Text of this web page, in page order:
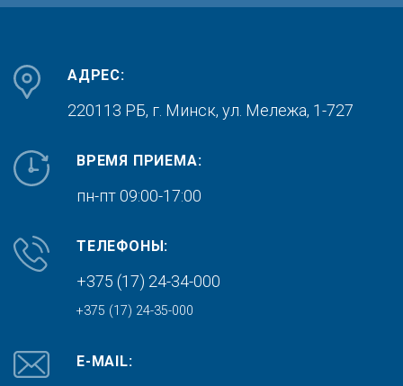
АДРЕС:
220113 РБ, г. Минск, ул. Мележа, 1-727
ВРЕМЯ ПРИЕМА:
пн-пт 09:00-17:00
ТЕЛЕФОНЫ:
+375 (17) 24-34-000
+375 (17) 24-35-000
E-MAIL: